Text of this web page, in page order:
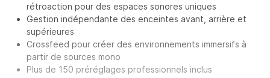
rétroaction pour des espaces sonores uniques
Gestion indépendante des enceintes avant, arrière et
supérieures
Crossfeed pour créer des environnements immersifs à
partir de sources mono
Plus de 150 préréglages professionnels inclus